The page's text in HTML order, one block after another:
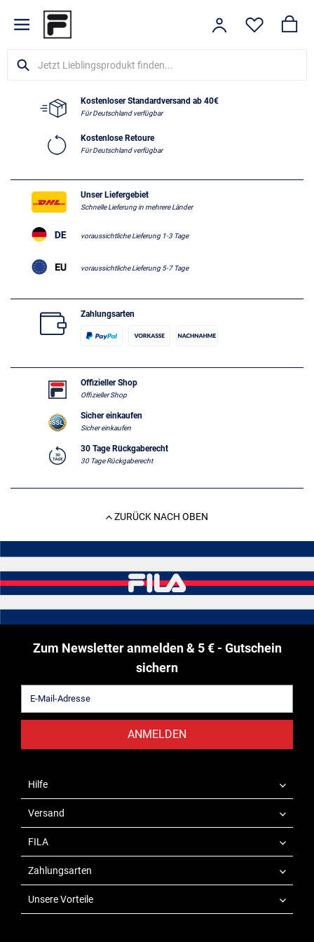
Kostenloser Standardversand ab 40€
Für Deutschland verfügbar
Kostenlose Retoure
Für Deutschland verfügbar
Unser Liefergebiet
Schnelle Lieferung in mehrere Länder
voraussichtliche Lieferung 1-3 Tage
voraussichtliche Lieferung 5-7 Tage
Zahlungsarten
Offizieller Shop
Offizieller Shop
Sicher einkaufen
Sicher einkaufen
30 Tage Rückgaberecht
30 Tage Rückgaberecht
ZURÜCK NACH OBEN
Zum Newsletter anmelden & 5 € - Gutschein
sichern
ANMELDEN
Hilfe
Versand
FILA
Zahlungsarten
Unsere Vorteile